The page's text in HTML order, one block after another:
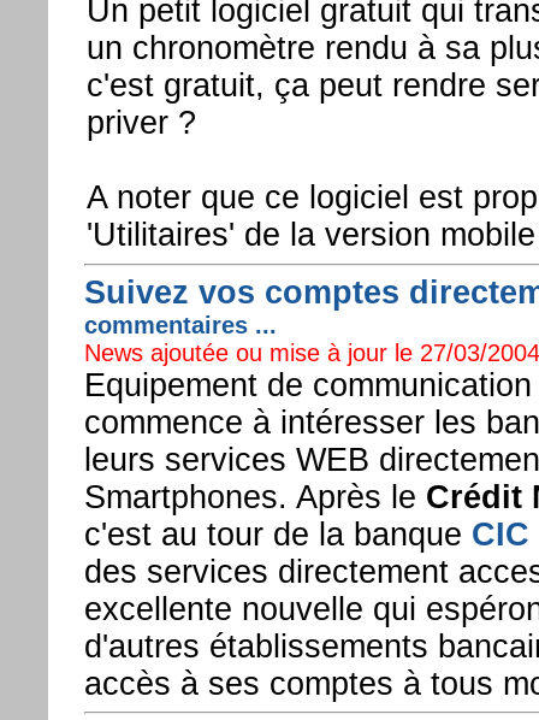
Un petit logiciel gratuit qui
un chronomètre rendu à sa
c'est gratuit, ça peut rendre
priver ?
A noter que ce logiciel est
'Utilitaires' de la version
Suivez vos comptes
commentaires ...
News ajoutée ou mise à jour le 27/03/
Equipement de
commence à intéresser les
leurs services WEB
Smartphones. Après le Crédit
c'est au tour de la banque CIC
des services directement
excellente nouvelle qui
d'autres établissements
accès à ses comptes à tous